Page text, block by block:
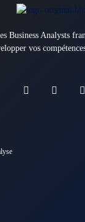
Business Analysts
vos